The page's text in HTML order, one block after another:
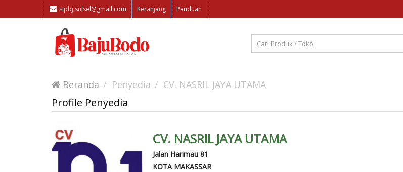
sipbj.sulsel@gmail.com Keranjang Panduan
Beranda Penyedia CV. NASRIL JAYA UTAMA
Profile Penyedia
CV. NASRIL JAYA UTAMA
Jalan Harimau 81
KOTA MAKASSAR